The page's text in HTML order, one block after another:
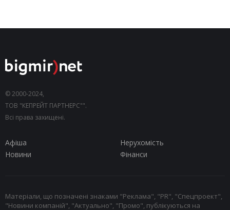
© 2000-2024,
ТОВ "КЕПРЕЙТ ПАРТНЕРС"".
Всі права захищені.
Афіша
Нерухомість
Новини
Фінанси
Матеріали, що позначені знаками "Реклама", "PR", "Спецпроект",
"Новини компаній", "Актуально", "Промо", публікуються на